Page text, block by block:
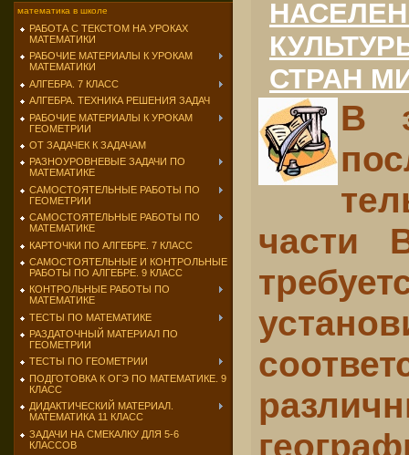
математика в школе
РАБОТА С ТЕКСТОМ НА УРОКАХ
МАТЕМАТИКИ
РАБОЧИЕ МАТЕРИАЛЫ К УРОКАМ
МАТЕМАТИКИ
АЛГЕБРА. 7 КЛАСС
АЛГЕБРА. ТЕХНИКА РЕШЕНИЯ ЗАДАЧ
РАБОЧИЕ МАТЕРИАЛЫ К УРОКАМ
ГЕОМЕТРИИ
ОТ ЗАДАЧЕК К ЗАДАЧАМ
РАЗНОУРОВНЕВЫЕ ЗАДАЧИ ПО
МАТЕМАТИКЕ
САМОСТОЯТЕЛЬНЫЕ РАБОТЫ ПО
ГЕОМЕТРИИ
САМОСТОЯТЕЛЬНЫЕ РАБОТЫ ПО
МАТЕМАТИКЕ
КАРТОЧКИ ПО АЛГЕБРЕ. 7 КЛАСС
САМОСТОЯТЕЛЬНЫЕ И КОНТРОЛЬНЫЕ
РАБОТЫ ПО АЛГЕБРЕ. 9 КЛАСС
КОНТРОЛЬНЫЕ РАБОТЫ ПО
МАТЕМАТИКЕ
ТЕСТЫ ПО МАТЕМАТИКЕ
РАЗДАТОЧНЫЙ МАТЕРИАЛ ПО
ГЕОМЕТРИИ
ТЕСТЫ ПО ГЕОМЕТРИИ
ПОДГОТОВКА К ОГЭ ПО МАТЕМАТИКЕ. 9
КЛАСС
ДИДАКТИЧЕСКИЙ МАТЕРИАЛ.
МАТЕМАТИКА 11 КЛАСС
ЗАДАЧИ НА СМЕКАЛКУ ДЛЯ 5-6
КЛАССОВ
СТРАН
В
части